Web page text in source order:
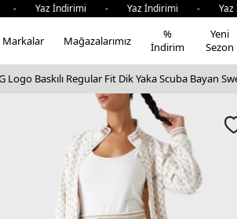
İndirimi - Yaz İndirimi - Yaz
Markalar Mağazalarımız
%
İndirim
Yeni
Sezon
Logo Baskılı Regular Fit Dik Yaka Scuba Bayan